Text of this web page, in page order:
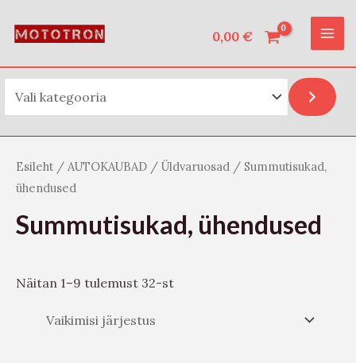
0,00 €
t
s
Esileht / AUTOKAUBAD / Üldvaruosad / Summutisukad,
ühendused
Summutisukad, ühendused
Näitan 1–9 tulemust 32-st